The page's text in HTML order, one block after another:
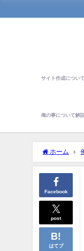
サイト作成につい
俺の事について解
ホーム
Facebook
post
はてブ